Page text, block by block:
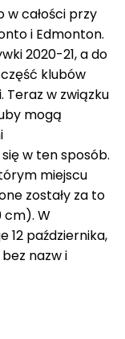
całości przy
i Edmonton.
2020-21, a do
klubów
Teraz w związku
mogą
w ten sposób.
miejscu
zostały za to
cm). W
12 października,
nazw i